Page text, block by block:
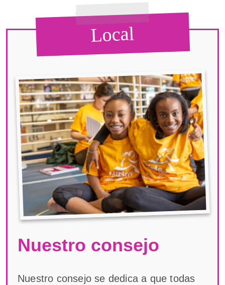
Local
Nuestro consejo
Nuestro consejo se dedica a que todas